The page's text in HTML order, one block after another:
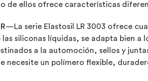
de ellos ofrece características
—La serie Elastosil LR 3003 ofrece
las siliconas líquidas, se adapta bien a
a la automoción, sellos y
necesite un polímero flexible,